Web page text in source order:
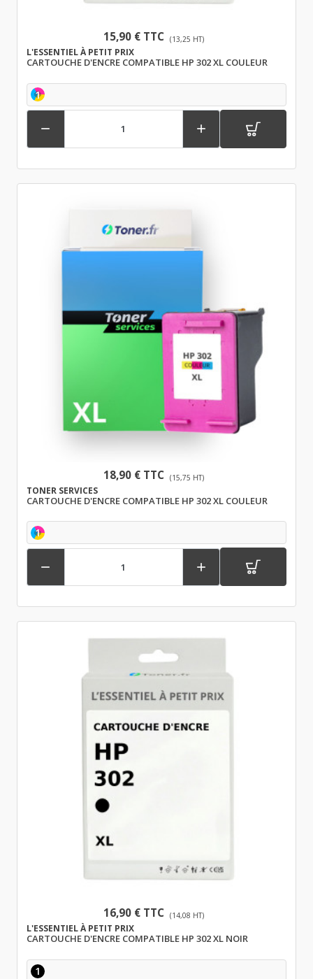
15,90 € TTC (13,25 HT)
L'ESSENTIEL À PETIT PRIX
CARTOUCHE D'ENCRE COMPATIBLE HP 302 XL COULEUR
1
 
18,90 € TTC (15,75 HT)
TONER SERVICES
CARTOUCHE D'ENCRE COMPATIBLE HP 302 XL COULEUR
1
 
16,90 € TTC (14,08 HT)
L'ESSENTIEL À PETIT PRIX
CARTOUCHE D'ENCRE COMPATIBLE HP 302 XL NOIR
1